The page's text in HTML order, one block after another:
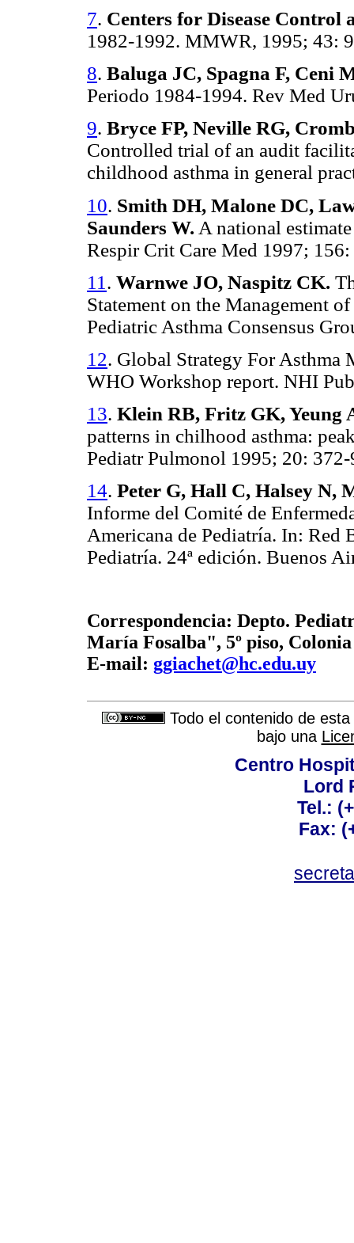
7. Centers for Disease Control
1982-1992. MMWR, 1995; 43:
8. Baluga JC, Spagna F, Ceni
Periodo 1984-1994. Rev Med
9. Bryce FP, Neville RG,
Controlled trial of an audit
childhood asthma in general
10. Smith DH, Malone DC,
Saunders W. A national
Respir Crit Care Med 1997;
11 . Warnwe JO, Naspitz CK.
Statement on the Management
Pediatric Asthma Consensus
12. Global Strategy For Asthma
WHO Workshop report. NHI
13. Klein RB, Fritz GK,
patterns in chilhood asthma:
Pediatr Pulmonol 1995; 20: 372-
14. Peter G, Hall C, Halsey N,
Informe del Comité de
Americana de Pediatría. In: Red
Pediatría. 24ª edición. Buenos
Correspondencia: Depto.
María Fosalba", 5º piso, Colonia
E-mail: ggiachet@hc.edu.uy
Todo el contenido de
bajo una
Centro
Lord
Tel.:
Fax: